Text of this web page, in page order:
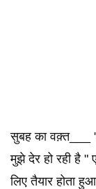
सुबह का वक़्त___
मुझे देर हो रही है
लिए तैयार होता